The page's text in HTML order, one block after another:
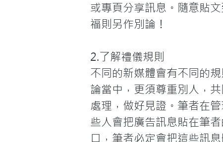
或專頁分享訊息。隨意貼
福則另作別論！
2.了解禮儀規則
不同的新媒體會有不同的
論當中，更須尊重別人，
處理，做好見證。筆者在
些人會把廣告訊息貼在筆
口，筆者必定會把這些訊